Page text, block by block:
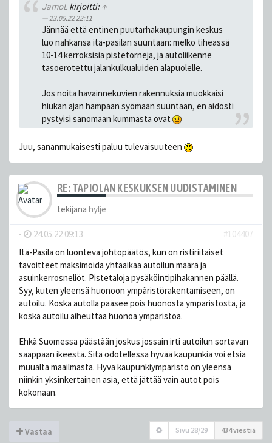
JamoLkirjoitti: ↑
23.05.22 22:11
Jännää että entinen puutarhakaupungin keskus
luo nahkansa itä-pasilan suuntaan: melko tiheässä
10-14 kerroksisia pistetorneja, ja autoliikenne
tasoerotettu jalankulkualuiden alapuolelle.
Jos noita havainnekuvien rakennuksia muokkaisi
hiukan ajan hampaan syömään suuntaan, en aidosti
pystyisi sanomaan kummasta ovat
Juu, sananmukaisesti paluu tulevaisuuteen
RE: TAPIOLAN KESKUKSEN UUDISTAMINEN
tekijänä hylje
- 24.05.22 09:13
#104407
Itä-Pasila on luonteva johtopäätös, kun on ristiriitaiset
tavoitteet maksimoida yhtäaikaa autoilun määrä ja
asuinkerrosneliöt. Pistetaloja pysäköintipihakannen päällä.
Syy, kuten yleensä huonoon ympäristörakentamiseen, on
autoilu. Koska autolla pääsee pois huonosta ympäristöstä, ja
koska autoilu aiheuttaa huonoa ympäristöä.
Ehkä Suomessa päästään joskus jossain irti autoilun sortavan
saappaan ikeestä. Sitä odotellessa hyvää kaupunkia voi etsiä
muualta maailmasta. Hyvä kaupunkiympäristö on yleensä
niinkin yksinkertainen asia, että jättää vain autot pois
kokonaan.
Vastaa Sivu 28/29 434 viestiä